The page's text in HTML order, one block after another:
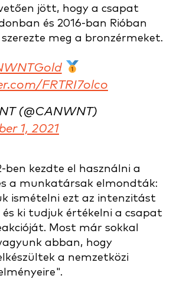
jött, hogy a csapat
és 2016-ban Rióban
meg a bronzérmeket.
FRTRI7olco
(@CANWNT)
1, 2021
ben kezdte el használni a
a munkatársak elmondták:
ismételni ezt az intenzitást
és ki tudjuk értékelni a csapat
Most már sokkal
abban, hogy
a nemzetközi